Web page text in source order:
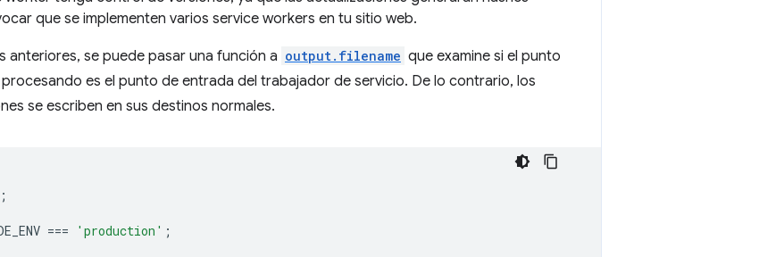
que se implementen varios service workers en tu sitio web.
anteriores, se puede pasar una función a output.filename que examine si el punto
es el punto de entrada del trabajador de servicio. De lo contrario, los
se escriben en sus destinos normales.
;
=== 'production' ;